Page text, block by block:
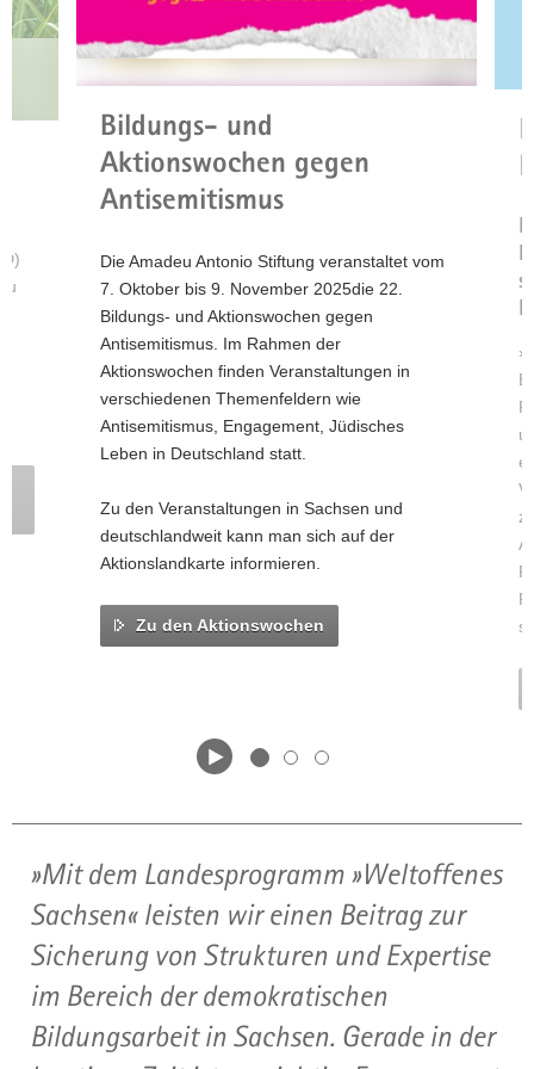
a
Mehr
Informationen
Bildungs- und
Aktionswochen gegen
Antisemitismus
Die Amadeu Antonio Stiftung veranstaltet vom
7. Oktober bis 9. November 2025die 22.
Bildungs- und Aktionswochen gegen
Antisemitismus. Im Rahmen der
Aktionswochen finden Veranstaltungen in
verschiedenen Themenfeldern wie
Antisemitismus, Engagement, Jüdisches
Leben in Deutschland statt.
Zu den Veranstaltungen in Sachsen und
deutschlandweit kann man sich auf der
Aktionslandkarte informieren.
Zu den Aktionswochen
Mit dem Landesprogramm »Weltoffenes
Sachsen« leisten wir einen Beitrag zur
Sicherung von Strukturen und Expertise
im Bereich der demokratischen
Bildungsarbeit in Sachsen. Gerade in der